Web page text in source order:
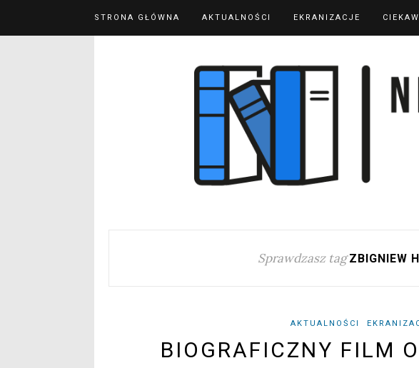
STRONA GŁÓWNA AKTUALNOŚCI EKRANIZACJE
Sprawdzasz tag ZBIGNIEW
AKTUALNOŚCI
BIOGRAFICZNY FILM